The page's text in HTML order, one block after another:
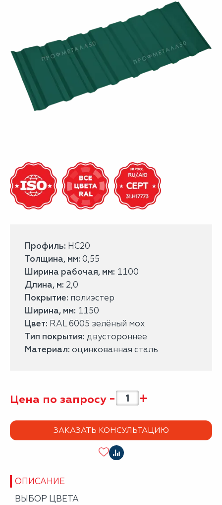
Профиль: НС20
Толщина, мм: 0,55
Ширина рабочая, мм: 1100
Длина, м: 2,0
Покрытие: полиэстер
Ширина, мм: 1150
Цвет: RAL 6005 зелёный мох
Тип покрытия: двустороннее
Материал: оцинкованная сталь
Цена по запросу - +
ЗАКАЗАТЬ КОНСУЛЬТАЦИЮ
ОПИСАНИЕ
ВЫБОР ЦВЕТА